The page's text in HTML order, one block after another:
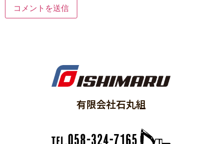
有限会社石丸組